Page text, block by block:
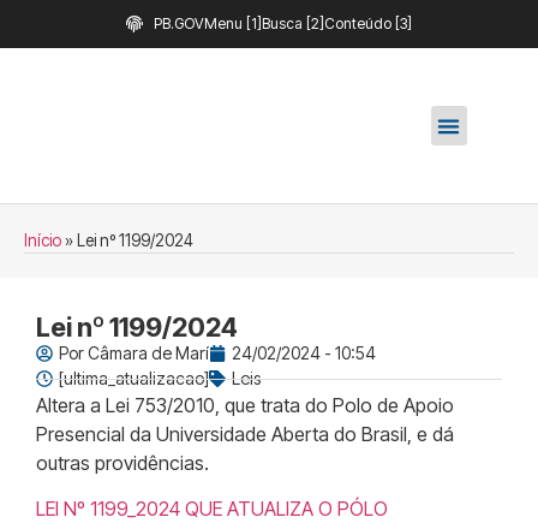
PB.GOVMenu [1] Busca [2] Conteúdo [3]
Início» Lei nº 1199/2024
Lei nº 1199/2024
PorCâmara de Marí
24/02/2024 - 10:54
[ultima_atualizacao]
Leis
Altera a Lei 753/2010, que trata do Polo de Apoio
Presencial da Universidade Aberta do Brasil, e dá
outras providências.
LEI Nº 1199_2024 QUE ATUALIZA O PÓLO